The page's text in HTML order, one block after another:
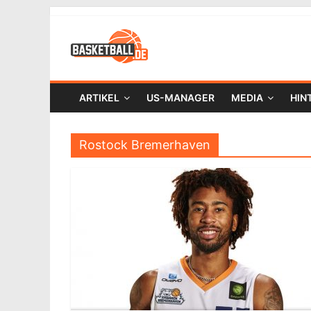
ARTIKEL US-MANAGER MEDIA
Rostock Bremerhaven